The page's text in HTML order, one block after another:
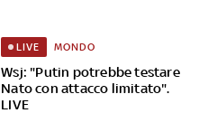
Wsj: "Putin potrebbe testare
Nato con attacco limitato".
LIVE
LIVE MONDO